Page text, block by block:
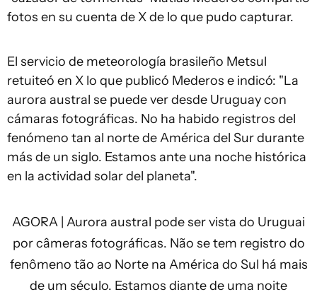
fotos en su cuenta de X de lo que pudo capturar.
El servicio de meteorología brasileño Metsul
retuiteó en X lo que publicó Mederos e indicó: "La
aurora austral se puede ver desde Uruguay con
cámaras fotográficas. No ha habido registros del
fenómeno tan al norte de América del Sur durante
más de un siglo. Estamos ante una noche histórica
en la actividad solar del planeta".
AGORA | Aurora austral pode ser vista do Uruguai
por câmeras fotográficas. Não se tem registro do
fenômeno tão ao Norte na América do Sul há mais
de um século. Estamos diante de uma noite